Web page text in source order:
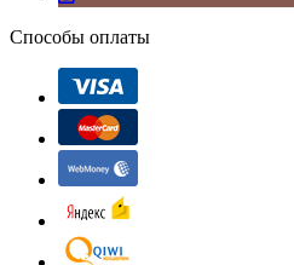
Способы оплаты